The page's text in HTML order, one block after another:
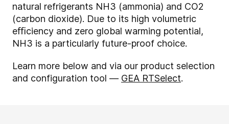
natural refrigerants NH3 (ammonia) and CO2
(carbon dioxide). Due to its high volumetric
eﬃciency and zero global warming potential,
NH3 is a particularly future-proof choice.
Learn more below and via our product selection
and configuration tool — GEA RTSelect.